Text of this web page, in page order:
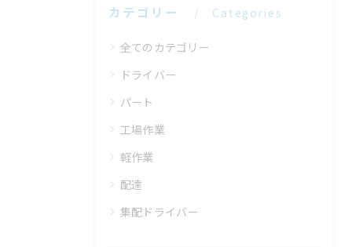
カテゴリー Categories
全てのカテゴリー
ドライバー
パート
工場作業
軽作業
配達
集配ドライバー